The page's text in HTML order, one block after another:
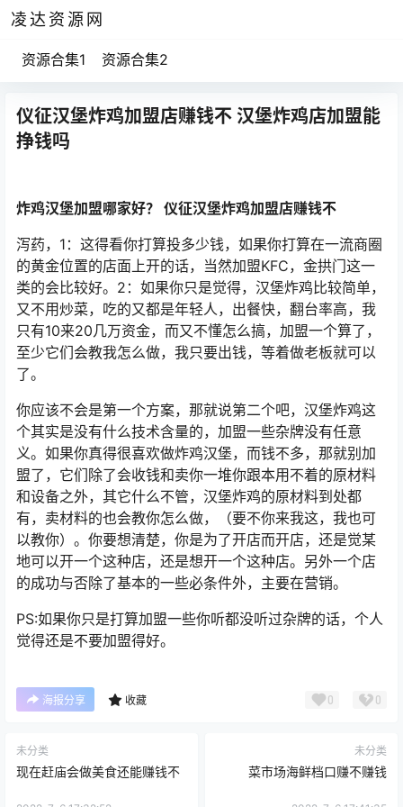
凌达资源网
资源合集1 资源合集2
仪征汉堡炸鸡加盟店赚钱不 汉堡炸鸡店加盟能
挣钱吗
炸鸡汉堡加盟哪家好？ 仪征汉堡炸鸡加盟店赚钱不
泻药，1：这得看你打算投多少钱，如果你打算在一流商圈
的黄金位置的店面上开的话，当然加盟KFC，金拱门这一
类的会比较好。2：如果你只是觉得，汉堡炸鸡比较简单，
又不用炒菜，吃的又都是年轻人，出餐快，翻台率高，我
只有10来20几万资金，而又不懂怎么搞，加盟一个算了，
至少它们会教我怎么做，我只要出钱，等着做老板就可以
了。
你应该不会是第一个方案，那就说第二个吧，汉堡炸鸡这
个其实是没有什么技术含量的，加盟一些杂牌没有任意
义。如果你真得很喜欢做炸鸡汉堡，而钱不多，那就别加
盟了，它们除了会收钱和卖你一堆你跟本用不着的原材料
和设备之外，其它什么不管，汉堡炸鸡的原材料到处都
有，卖材料的也会教你怎么做，（要不你来我这，我也可
以教你）。你要想清楚，你是为了开店而开店，还是觉某
地可以开一个这种店，还是想开一个这种店。另外一个店
的成功与否除了基本的一些必条件外，主要在营销。
PS:如果你只是打算加盟一些你听都没听过杂牌的话，个人
觉得还是不要加盟得好。
海报分享 收藏 0 0
未分类
现在赶庙会做美食还能赚钱不
未分类
菜市场海鲜档口赚不赚钱